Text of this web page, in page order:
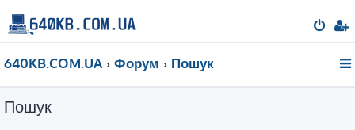
640KB.COM.UA Форум Пошук
Пошук